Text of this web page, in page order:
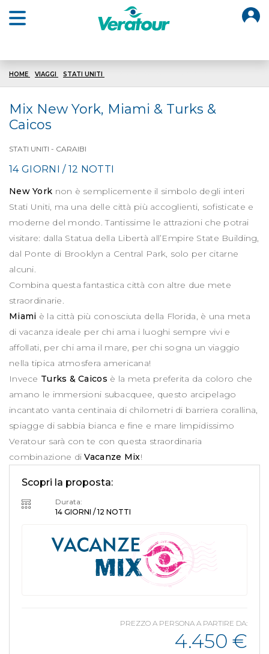
HOME VIAGGI STATI UNITI
Mix New York, Miami & Turks &
Caicos
STATI UNITI - CARAIBI
14 GIORNI / 12 NOTTI
New York non è semplicemente il simbolo degli interi
Stati Uniti, ma una delle città più accoglienti, sofisticate e
moderne del mondo. Tantissime le attrazioni che potrai
visitare: dalla Statua della Libertà all’Empire State Building,
dal Ponte di Brooklyn a Central Park, solo per citarne
alcuni.
Combina questa fantastica città con altre due mete
straordinarie.
Miami è la città più conosciuta della Florida, è una meta
di vacanza ideale per chi ama i luoghi sempre vivi e
affollati, per chi ama il mare, per chi sogna un viaggio
nella tipica atmosfera americana!
Invece Turks & Caicos è la meta preferita da coloro che
amano le immersioni subacquee, questo arcipelago
incantato vanta centinaia di chilometri di barriera corallina,
spiagge di sabbia bianca e fine e mare limpidissimo
Veratour sarà con te con questa straordinaria
combinazione diVacanze Mix!
Scopri la proposta:
Durata:
14 GIORNI / 12 NOTTI
PREZZO A PERSONA A PARTIRE DA:
4.450 €